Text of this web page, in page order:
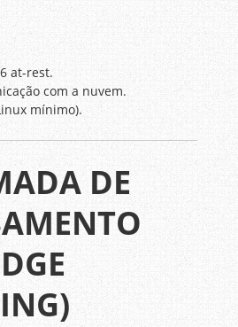
at-rest.
com a nuvem.
mínimo).
DE